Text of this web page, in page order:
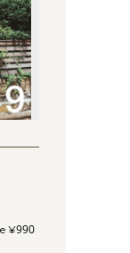
990